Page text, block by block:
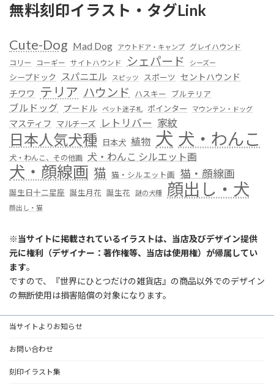
無料刻印イラスト・タグLink
Cute-Dog Mad Dog アウトドア・キャンプ
グレイハウンド
コリー
コーギー サイトハウンド シェパード シーズー
シープドック スパニエル スピッツ スポーツ セントハウンド
チワワ
テリア ハウンド ハスキー ブルテリア
ブルドッグ プードル ペット迷子札 ポインター マウンテン・ドッグ
マスティフ マルチーズ レトリバー 家紋
日本人気犬種 日本犬 植物 犬 犬・わんこ
犬・わんこ、その他画 犬・わんこ シルエット画
犬・顔線画 猫 猫・シルエット画 猫・顔線画
誕生日十二星座 誕生月花 誕生花 謎の犬種 顔出し・犬
顔出し・猫
※当サイトに掲載されているイラストは、当店及びデザイン提供
元に権利（デザイナー：著作権等、当店は使用権）が帰属してい
ます。
ですので、『世界にひとつだけの雑貨店』の商品以外でのデザイン
の無断使用は損害賠償の対象になります。
当サイトよりお知らせ
お問い合わせ
刻印イラスト集